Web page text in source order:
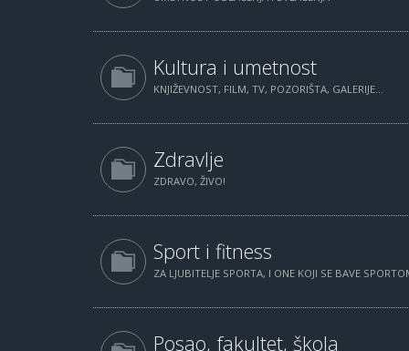
Kultura i umetnost
KNJIŽEVNOST, FILM, TV, POZORIŠTA, GALERIJE...
Zdravlje
ZDRAVO, ŽIVO!
Sport i fitness
ZA LJUBITELJE SPORTA, I ONE KOJI SE BAVE
Posao, fakultet, škola